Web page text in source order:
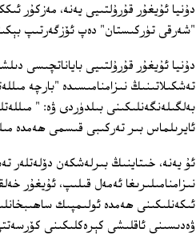
دۇنيا ئۇيغۇر قۇرۇلتىيى يەنە، مەزكۇر
"شەرقى تۈركىستان" دەپ ئۆزگەرتىپ
دۇنيا ئۇيغۇر قۇرۇلتىيى باياناتچىسى
تەشكىلاتىنىڭ نىزامنامىسىدە "بارچە
بەلگىلەنگەنلىكىنى بىلدۈردى ۋە: "
ئايرىلماس بىر تەركىبى قىسمى ھەمدە
ئۇ يەنە، خىتاينىڭ بىرلەشكەن
نىزامنامىلىرىغا ئەمەل قىلىپ، ئۇيغۇر
ئىكەنلىكىنى ھەمدە ئولىمپىك
ۋەدىسىنى ئاقلىشى كېرەكلىكىنى